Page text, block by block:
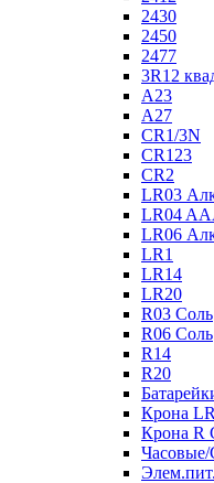
2430
2450
2477
3R12
A23
A27
CR1/3N
CR123
CR2
LR03
LR04
LR06
LR1
LR14
LR20
R03 Соль
R06 Соль
R14
R20
Крона
Крона R